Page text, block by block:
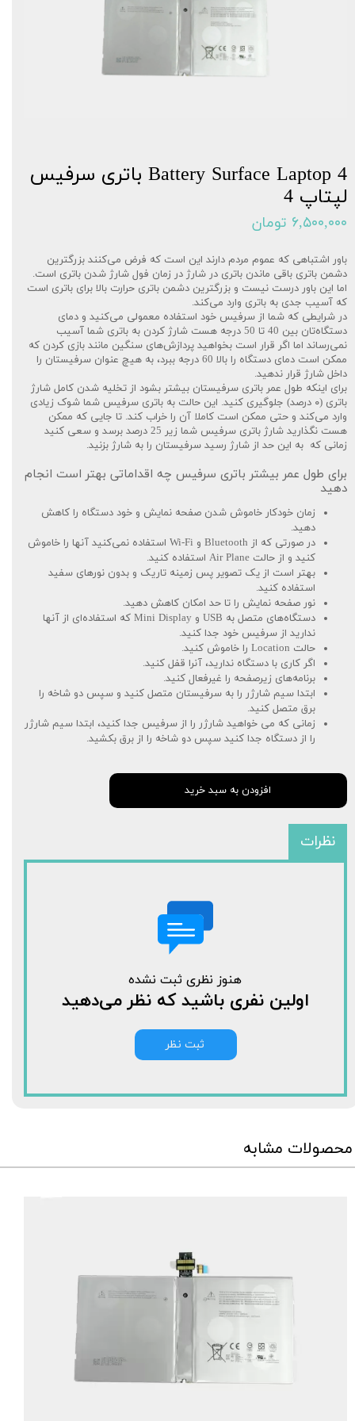
Battery Surface Laptop 4 باتری سرفیس
لپتاپ 4
۶,۵۰۰,۰۰۰ تومان
باور اشتباهی که عموم مردم دارند این است که فرض ‌می‌کنند بزرگترین
دشمن باتری باقی ماندن باتری در شارژ در زمان فول شارژ شدن باتری است.
اما این باور درست نیست و بزرگترین دشمن باتری حرارت بالا برای باتری است
که آسیب جدی به باتری وارد می‌کند.
در شرایطی که شما از سرفیس خود استفاده معمولی می‌کنید و دمای
دستگاه‌تان بین 40 تا 50 درجه هست شارژ کردن به باتری شما آسیب
نمی‌رساند اما اگر قرار است بخواهید پردازش‌های سنگین مانند بازی کردن که
ممکن است دمای دستگاه را بالا 60 درجه ببرد، به هیچ عنوان سرفیستان را
داخل شارژ قرار ندهید.
برای اینکه طول عمر باتری سرفیستان بیشتر بشود از تخلیه شدن کامل شارژ
باتری (۰ درصد) جلوگیری کنید. این حالت به باتری سرفیس شما شوک زیادی
وارد می‌کند و حتی ممکن است کاملا آن را خراب کند. تا جایی که ممکن
هست نگذارید شارژ باتری سرفیس شما زیر 25 درصد برسد و سعی کنید
زمانی که به این حد از شارژ رسید سرفیستان را به شارژ بزنید.
برای طول عمر بیشتر باتری سرفیس چه اقداماتی بهتر است انجام
دهید
زمان خودکار خاموش شدن صفحه نمایش و خود دستگاه را کاهش
دهید.
در صورتی که از Bluetooth و Wi-Fi استفاده نمی‌‎کنید آنها را خاموش
کنید و از حالت Air Plane استفاده کنید.
بهتر است از یک تصویر پس زمینه تاریک و بدون نورهای سفید
استفاده کنید.
نور صفحه نمایش را تا حد امکان کاهش دهید.
دستگاه‌های متصل به USB و Mini Display که استفاده‌ای از آنها
ندارید از سرفیس خود جدا کنید.
حالت Location را خاموش کنید.
اگر کاری با دستگاه ندارید، آنرا قفل کنید.
برنامه‌های زیرصفحه را غیرفعال کنید.
ابتدا سیم شارژر را به سرفیستان متصل کنید و سپس دو شاخه را
برق متصل کنید.
زمانی که می خواهید شارژر را از سرفیس جدا کنید، ابتدا سیم شارژر
را از دستگاه جدا کنید سپس دو شاخه را از برق بکشید.
افزودن به سبد خرید
نظرات
هنوز نظری ثبت نشده
اولین نفری باشید که نظر می‌دهید
ثبت نظر
محصولات مشابه